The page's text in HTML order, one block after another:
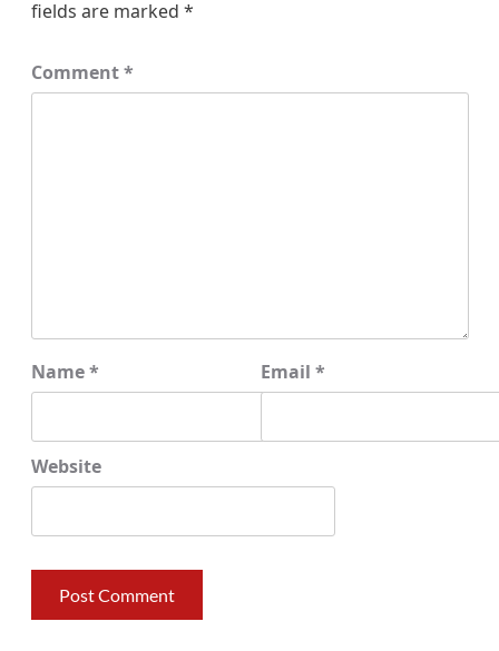
fields are marked *
Comment*
Name* Email *
Website